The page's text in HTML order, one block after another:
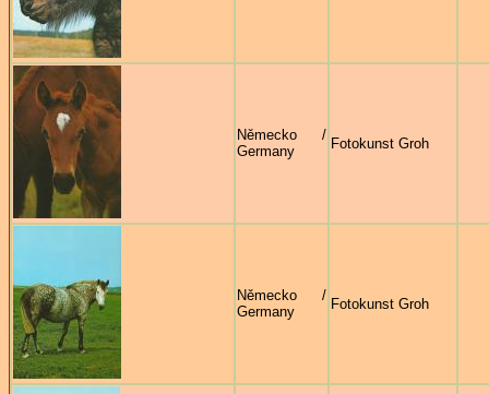
Německo /
Germany
Fotokunst Groh
Německo /
Germany
Fotokunst Groh